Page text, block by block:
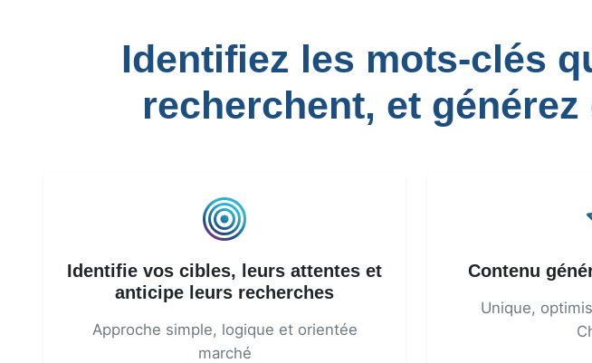
Identifiez les mots-clés
recherchent, et
Identifie vos cibles, leurs attentes et
anticipe leurs recherches
Approche simple, logique et orientée
marché
Contenu
Unique,